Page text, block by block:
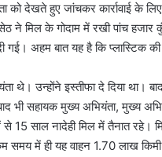
को देखते हुए जांचकर कार्रावाई के
ने मिल के गोदाम में रखी पांच हजार
गई। अहम बात यह है कि प्लास्टिक की
उन्होंने इस्तीफा दे दिया था।
भी सहायक मुख्य अभियंता, मुख्य
15 साल नादेही मिल में तैनात
में ही यह वाहन 1.70 लाख